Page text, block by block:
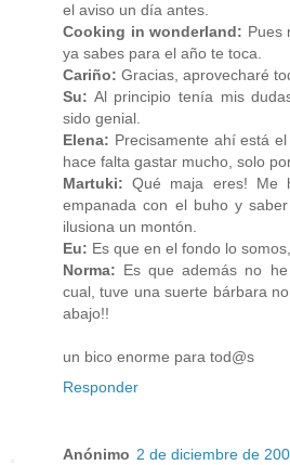
el aviso un día antes.
Cooking in wonderland: Pues
ya sabes para el año te toca.
Cariño: Gracias, aprovecharé
Su: Al principio tenía mis
sido genial.
Elena: Precisamente ahí está
hace falta gastar mucho, solo
Martuki: Qué maja eres! Me
empanada con el buho y
ilusiona un montón.
Eu: Es que en el fondo lo
Norma: Es que además no
cual, tuve una suerte bárbara
abajo!!
un bico enorme para tod@s
Responder
Anónimo 2 de diciembre de